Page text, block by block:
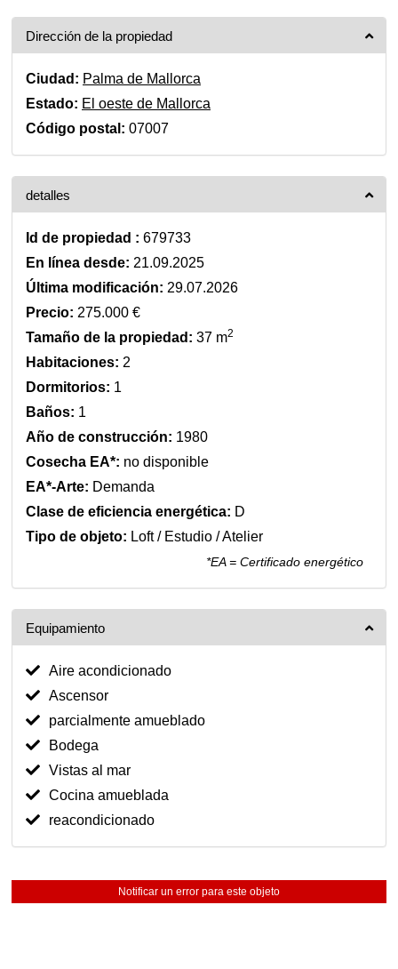
Dirección de la propiedad
Ciudad: Palma de Mallorca
Estado: El oeste de Mallorca
Código postal: 07007
detalles
Id de propiedad : 679733
En línea desde: 21.09.2025
Última modificación: 29.07.2026
Precio: 275.000 €
Tamaño de la propiedad: 37 m2
Habitaciones: 2
Dormitorios: 1
Baños: 1
Año de construcción: 1980
Cosecha EA*: no disponible
EA*-Arte: Demanda
Clase de eficiencia energética: D
Tipo de objeto: Loft / Estudio / Atelier
*EA = Certificado energético
Equipamiento
Aire acondicionado
Ascensor
parcialmente amueblado
Bodega
Vistas al mar
Cocina amueblada
reacondicionado
Notificar un error para este objeto